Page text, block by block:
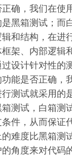
确，我们在使
黑箱测试；而
和结构，在进
架、内部逻辑
设计针对性的
能是否正确，
测试就采用的
测试，白箱测
件，从而保证
难度比黑箱测
角度来对代码